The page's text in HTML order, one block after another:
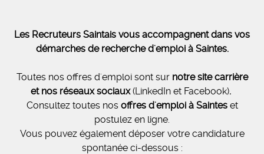
Les Recruteurs Saintais vous accompagnent dans vos
démarches de recherche d'emploi à Saintes.
Toutes nos offres d'emploi sont sur notresite carrière
et nos réseaux sociaux(LinkedIn et Facebook).
Consultez toutes nos offres d'emploi à Sainteset
postulez en ligne.
Vous pouvez également déposer votre candidature
spontanée ci-dessous :